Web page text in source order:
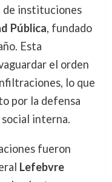
de instituciones
Pública, fundado
Esta
el orden
lo que
por la defensa
interna.
fueron
Lefebvre